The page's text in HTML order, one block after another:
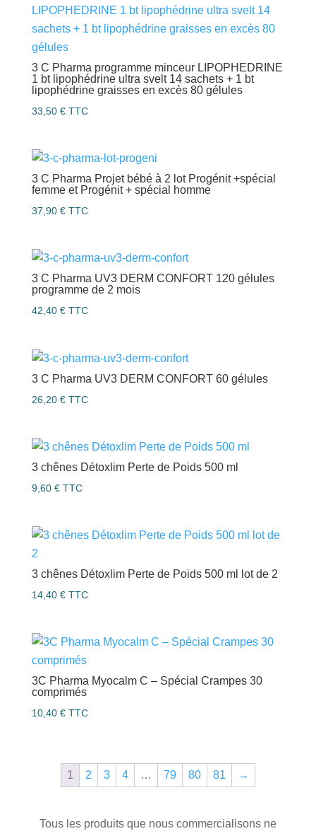
3 C Pharma programme minceur LIPOPHEDRINE
1 bt lipophédrine ultra svelt 14 sachets + 1 bt
lipophédrine graisses en excès 80 gélules
33,50 € TTC
3 C Pharma Projet bébé à 2 lot Progénit +spécial
femme et Progénit + spécial homme
37,90 € TTC
3 C Pharma UV3 DERM CONFORT 120 gélules
programme de 2 mois
42,40 € TTC
3 C Pharma UV3 DERM CONFORT 60 gélules
26,20 € TTC
3 chênes Détoxlim Perte de Poids 500 ml
9,60 € TTC
3 chênes Détoxlim Perte de Poids 500 ml lot de 2
14,40 € TTC
3C Pharma Myocalm C – Spécial Crampes 30
comprimés
10,40 € TTC
1 2 3 4 … 79 80 81 →
Tous les produits que nous commercialisons ne